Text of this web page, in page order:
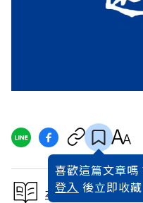
喜歡這篇文章嗎
登入 後立即收
本文出自 1999 /